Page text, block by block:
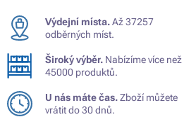
Výdejní místa.Až 37257
odběrných míst.
Široký výběr. Nabízíme více než
45000 produktů.
U nás máte čas.Zboží můžete
vrátit do 30 dnů.